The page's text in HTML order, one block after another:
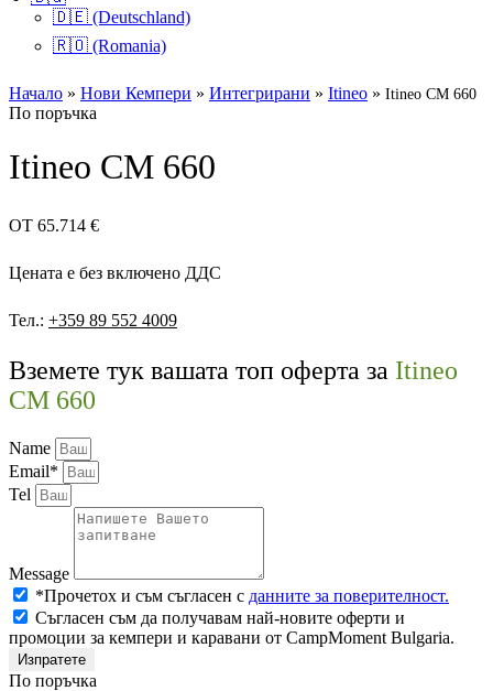
🇩🇪 (Deutschland)
🇷🇴 (Romania)
Начало » Нови Кемпери » Интегрирани » Itineo » Itineo CM 660
По поръчка
Itineo CM 660
ОТ 65.714 €
Цената е без включено ДДС
Тел.: +359 89 552 4009
Вземете тук вашата топ оферта за Itineo
CM 660
Name
Email*
Tel
Message
*Прочетох и съм съгласен с данните за поверителност.
Съгласен съм да получавам най-новите оферти и
промоции за кемпери и каравани от CampMoment Bulgaria.
Изпратете
По поръчка